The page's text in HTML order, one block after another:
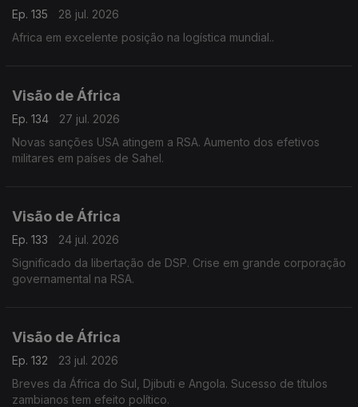
Ep. 135
28 jul. 2026
Africa em excelente posição na logística mundial..
Visão de África
Ep. 134
27 jul. 2026
Novas sanções USA atingem a RSA. Aumento dos efetivos
militares em países de Sahel.
Visão de África
Ep. 133
24 jul. 2026
Significado da libertação de DSP. Crise em grande corporação
governamental na RSA.
Visão de África
Ep. 132
23 jul. 2026
Breves da África do Sul, Djibuti e Angola. Sucesso de títulos
zambianos tem efeito político.